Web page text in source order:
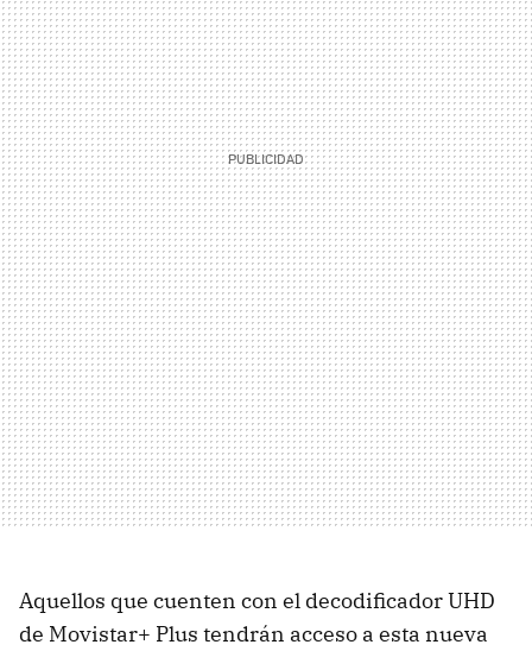
Aquellos que cuenten con el decodificador UHD
de Movistar+ Plus tendrán acceso a esta nueva